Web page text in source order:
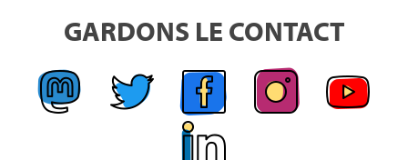
GARDONS LE CONTACT